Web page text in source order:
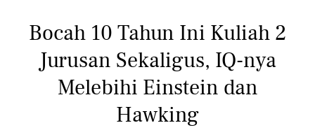
Bocah 10 Tahun Ini Kuliah 2
Jurusan Sekaligus, IQ-nya
Melebihi Einstein dan
Hawking